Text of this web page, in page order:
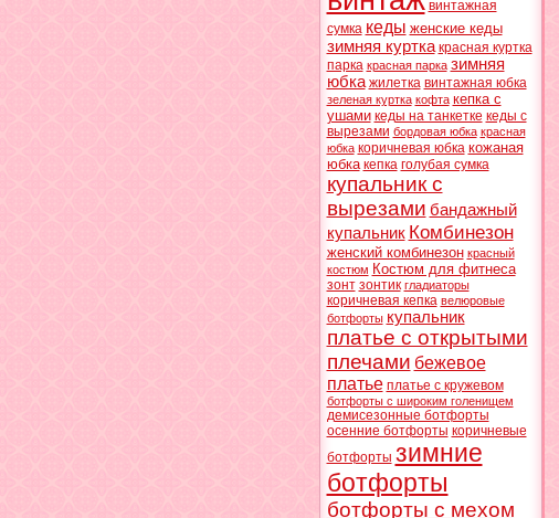
винтажная
сумка кеды женские кеды
зимняя куртка красная куртка
парка красная парка зимняя
юбка жилетка винтажная юбка
зеленая куртка кофта кепка с
ушами кеды на танкетке кеды с
вырезами бордовая юбка красная
юбка коричневая юбка кожаная
юбка кепка голубая сумка
купальник с
вырезами бандажный
купальник Комбинезон
женский комбинезон красный
костюм Костюм для фитнеса
зонт зонтик гладиаторы
коричневая кепка велюровые
ботфорты купальник
платье с открытыми
плечами бежевое
платье платье с кружевом
ботфорты с широким голенищем
демисезонные ботфорты
осенние ботфорты коричневые
ботфорты зимние
ботфорты
ботфорты с мехом